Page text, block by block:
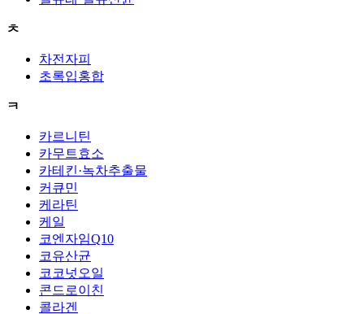
ㅊ
차전자피
초록입홍합
ㅋ
카르니틴
카무트효소
카테킨·녹차추출물
커큐민
케라틴
케일
코엔자임Q10
코유산균
코코넛오일
콘드로이친
콜라겐